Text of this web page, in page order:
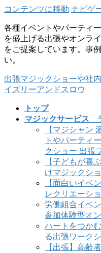
コンテンツに移動 ナビゲ
各種イベントやパーティ
を盛上げる出張やオンラ
をご提案しています。事
い。
出張マジックショーや社
イズリーアンドスロウ
トップ
マジックサービス
【マジシャン
トやパーティ
クショー 出張
【子どもが喜
けマジックシ
【面白いイベ
レクリエーシ
労働組合イベ
参加体験型オ
ハートをつか
る出張ワーク
【出張】高齢